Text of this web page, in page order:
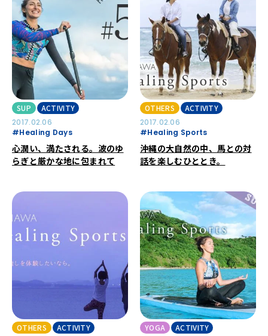
SUP
ACTIVITY
2017.02.06
#Healing Days
心潤い、満たされる。波のゆ
らぎと厳かな地に包まれて
OTHERS
ACTIVITY
2017.02.06
#Healing Sports
沖縄の大自然の中、馬との対
話を楽しむひととき。
OTHERS
ACTIVITY
YOGA
ACTIVITY